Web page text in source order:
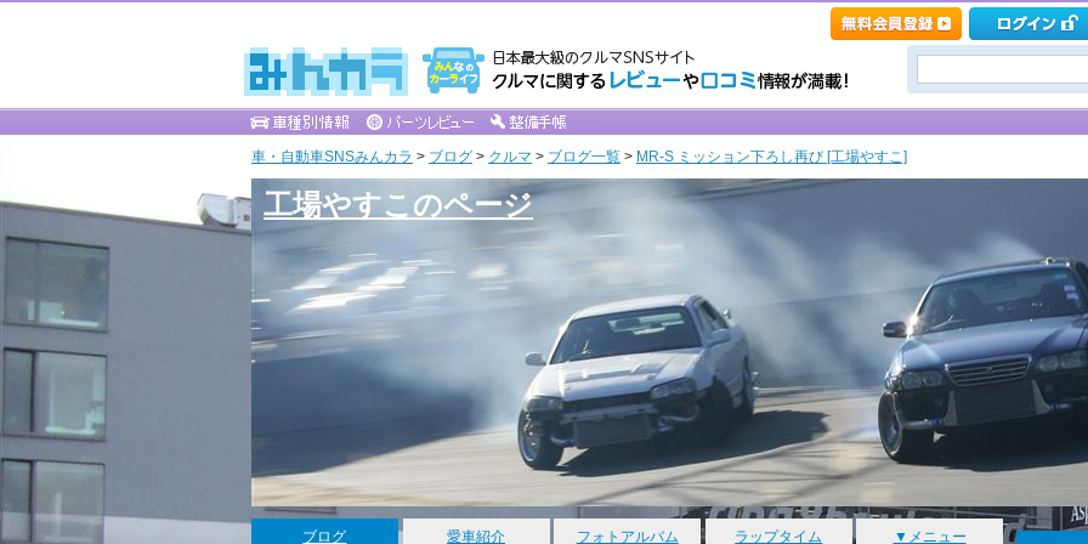
車・自動車SNSみんカラ > ブログ > クルマ > ブログ一覧 > MR-S ミッション下ろし再び [工場やすこ]
工場やすこのページ
ブログ 愛車紹介 フォトアルバム ラップタイム ▼メニュー